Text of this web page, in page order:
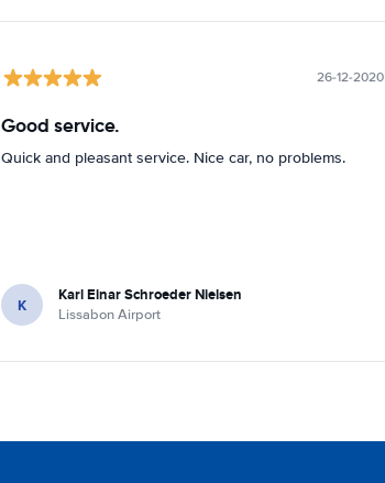
26-12-2020
Good service.
Quick and pleasant service. Nice car, no problems.
K Karl Einar Schroeder Nielsen
Lissabon Airport